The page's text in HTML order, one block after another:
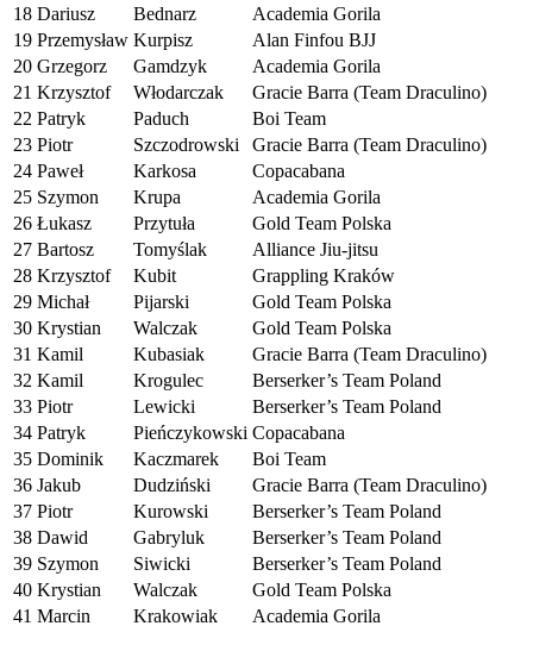
18 Dariusz Bednarz
Academia Gorila
19 Przemysław Kurpisz
Alan Finfou BJJ
20 Grzegorz Gamdzyk
Academia Gorila
21 Krzysztof Włodarczak
Gracie Barra (Team Draculino)
22 Patryk Paduch
Boi Team
23 Piotr Szczodrowski
Gracie Barra (Team Draculino)
24 Paweł Karkosa
Copacabana
25 Szymon Krupa
Academia Gorila
26 Łukasz Przytuła
Gold Team Polska
27 Bartosz Tomyślak
Alliance Jiu-jitsu
28 Krzysztof Kubit
Grappling Kraków
29 Michał Pijarski
Gold Team Polska
30 Krystian Walczak
Gold Team Polska
31 Kamil Kubasiak
Gracie Barra (Team Draculino)
32 Kamil Krogulec
Berserker’s Team Poland
33 Piotr Lewicki
Berserker’s Team Poland
34 Patryk Pieńczykowski Copacabana
35 Dominik Kaczmarek
Boi Team
36 Jakub Dudziński
Gracie Barra (Team Draculino)
37 Piotr Kurowski
Berserker’s Team Poland
38 Dawid Gabryluk
Berserker’s Team Poland
39 Szymon Siwicki
Berserker’s Team Poland
40 Krystian Walczak
Gold Team Polska
41 Marcin Krakowiak Academia Gorila